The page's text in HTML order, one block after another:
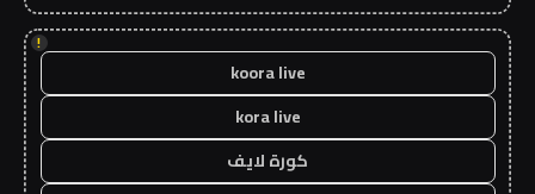
!
koora live
kora live
كورة لايف